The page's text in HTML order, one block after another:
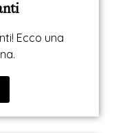
Ecco una